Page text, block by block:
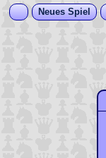
Neues Spiel